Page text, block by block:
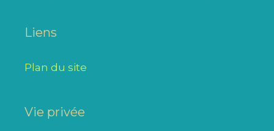
Liens
Plan du site
Vie privée